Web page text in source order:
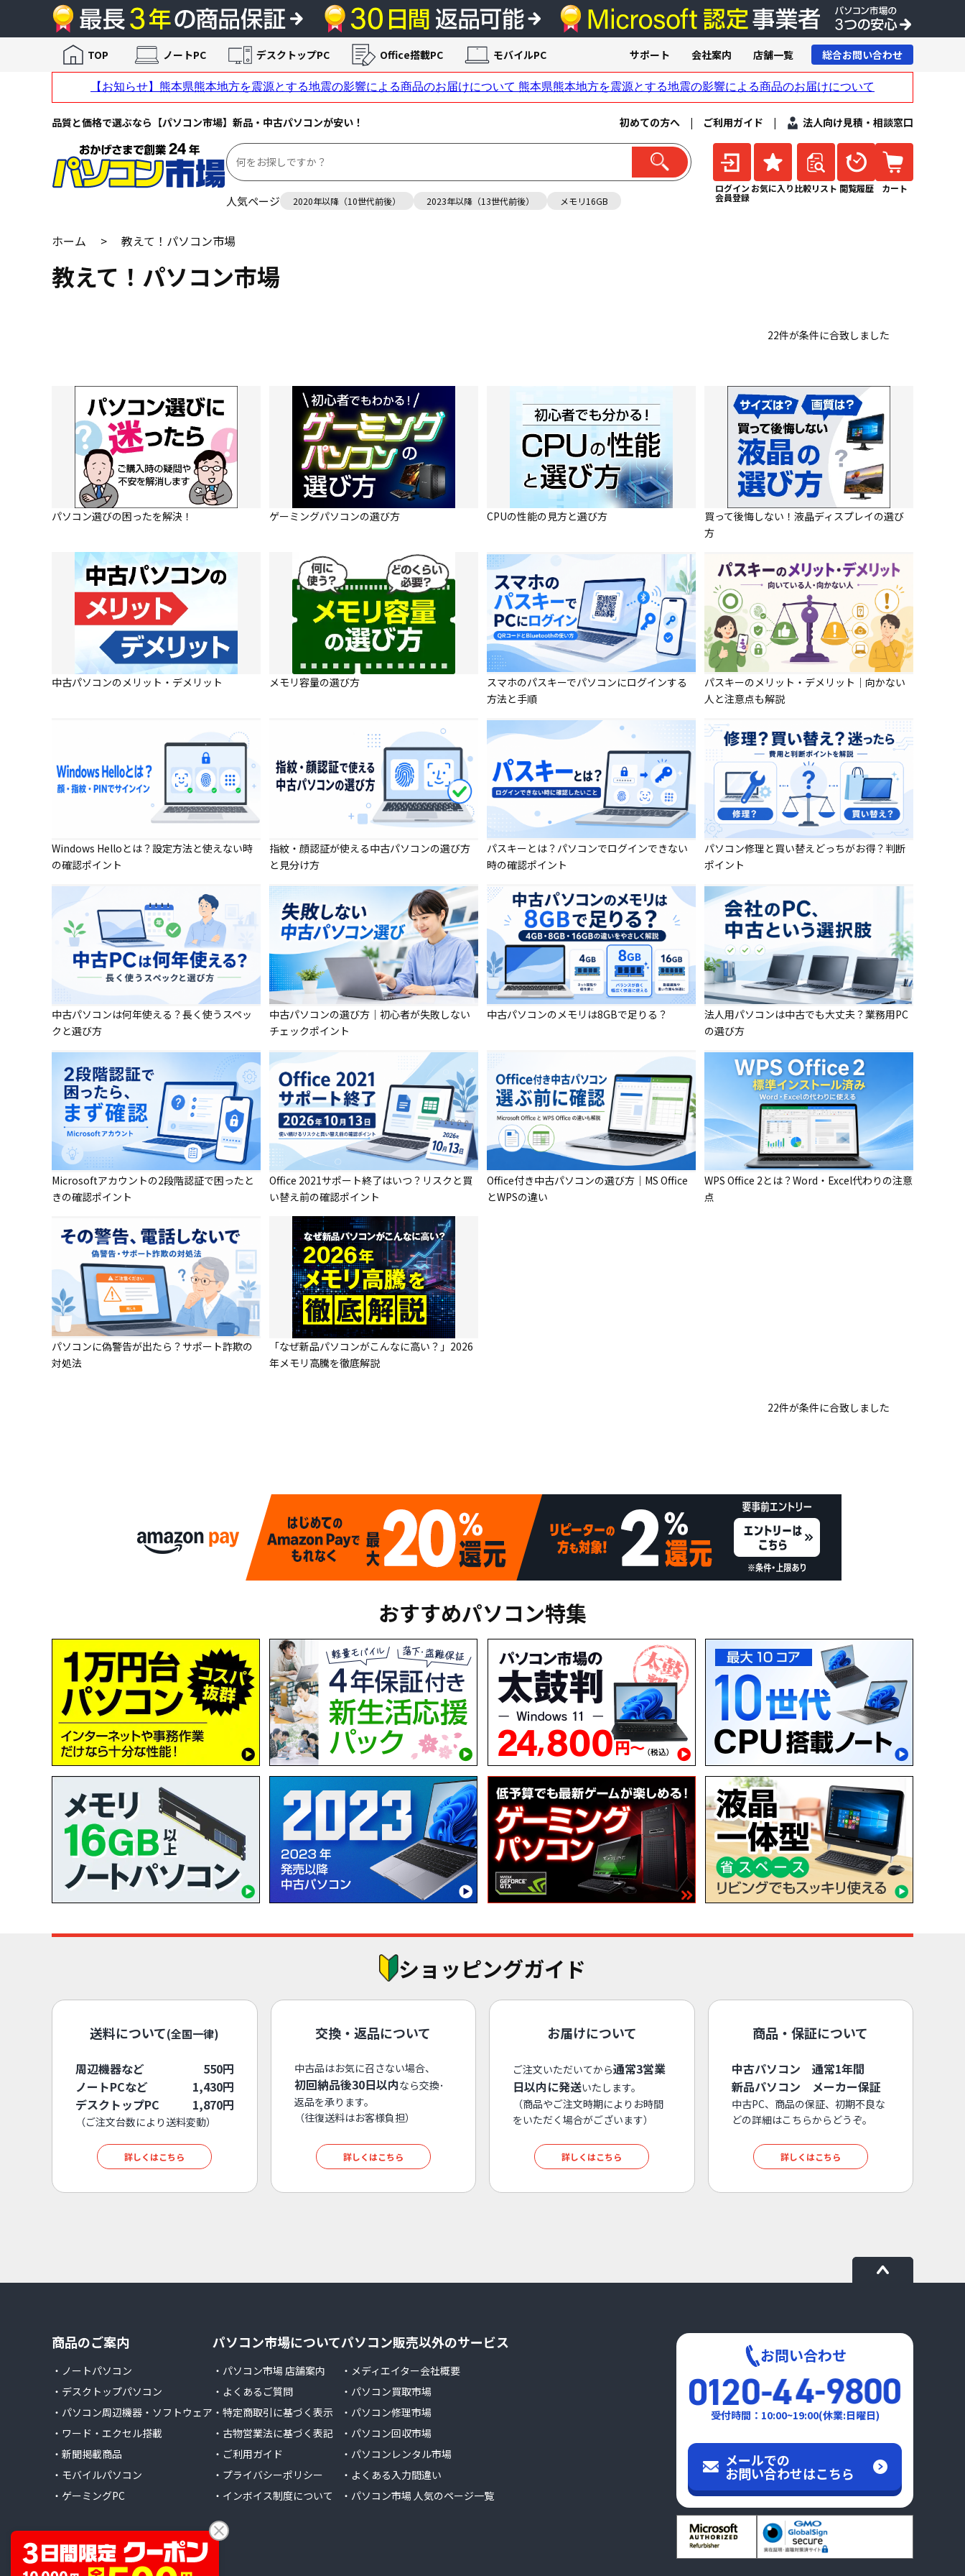
品質と価格で選ぶなら【パソコン市場】新品・中古パソコンが安い！ 初めての方へ | ご利用ガイド | 法人向け見積・相談窓口
人気ページ 2020年以降（10世代前後） 2023年以降（13世代前後） メモリ16GB
ログイン
会員登録
お気に入り 比較リスト 閲覧履歴 カート
TOP ノートPC デスクトップPC Office搭載PC モバイルPC サポート 会社案内 店舗一覧 総合お問い合わせ
ホーム > 教えて！パソコン市場
教えて！パソコン市場
22件が条件に合致しました
パソコン選びの困ったを解決！ ゲーミングパソコンの選び方 CPUの性能の見方と選び方
買って後悔しない！液晶ディスプレイの選び
方
中古パソコンのメリット・デメリット メモリ容量の選び方
スマホのパスキーでパソコンにログインする
方法と手順
パスキーのメリット・デメリット｜向かない
人と注意点も解説
Windows Helloとは？設定方法と使えない時
の確認ポイント
指紋・顔認証が使える中古パソコンの選び方
と見分け方
パスキーとは？パソコンでログインできない
時の確認ポイント
パソコン修理と買い替えどっちがお得？判断
ポイント
中古パソコンは何年使える？長く使うスペッ
クと選び方
中古パソコンの選び方｜初心者が失敗しない
チェックポイント
中古パソコンのメモリは8GBで足りる？
法人用パソコンは中古でも大丈夫？業務用PC
の選び方
Microsoftアカウントの2段階認証で困ったと
きの確認ポイント
Office 2021サポート終了はいつ？リスクと買
い替え前の確認ポイント
Office付き中古パソコンの選び方｜MS Office
とWPSの違い
WPS Office 2とは？Word・Excel代わりの注意
点
パソコンに偽警告が出たら？サポート詐欺の
対処法
「なぜ新品パソコンがこんなに高い？」2026
年メモリ高騰を徹底解説
22件が条件に合致しました
おすすめパソコン特集
ショッピングガイド
送料について(全国一律)
周辺機器など
550円
ノートPCなど
1,430円
デスクトップPC
1,870円
（ご注文台数により送料変動）
詳しくはこちら
交換・返品について
中古品はお気に召さない場合、
初回納品後30日以内なら交換･
返品を承ります。
（往復送料はお客様負担）
詳しくはこちら
お届けについて
ご注文いただいてから通常3営業
日以内に発送いたします。
（商品やご注文時期によりお時間
をいただく場合がございます）
詳しくはこちら
商品・保証について
中古パソコン 通常1年間
新品パソコン メーカー保証
中古PC、商品の保証、初期不良な
どの詳細はこちらからどうぞ。
詳しくはこちら
商品のご案内
・ノートパソコン
・デスクトップパソコン
・パソコン周辺機器・ソフトウェア
・ワード・エクセル搭載
・新聞掲載商品
・モバイルパソコン
・ゲーミングPC
パソコン市場について
・パソコン市場 店舗案内
・よくあるご質問
・特定商取引に基づく表示
・古物営業法に基づく表記
・ご利用ガイド
・プライバシーポリシー
・インボイス制度について
パソコン販売以外のサービス
・メディエイター会社概要
・パソコン買取市場
・パソコン修理市場
・パソコン回収市場
・パソコンレンタル市場
・よくある入力間違い
・パソコン市場 人気のページ一覧
お問い合わせ
受付時間：10:00~19:00(休業:日曜日)
メールでの
お問い合わせはこちら